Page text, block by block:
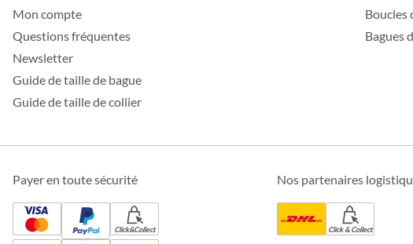
Mon compte
Questions fréquentes
Newsletter
Guide de taille de bague
Guide de taille de collier
Boucles
Bagues
Payer en toute sécurité
Click&Collect
Nos partenaires
Click & Collect